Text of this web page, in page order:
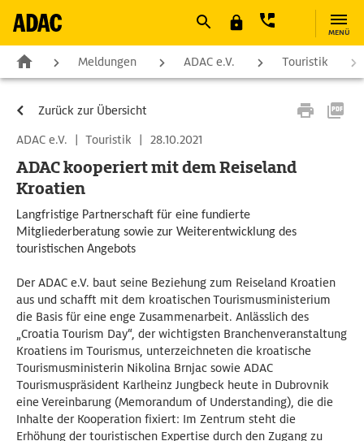
MENÜ
Meldungen ADAC e.V. Touristik
Zurück zur Übersicht
ADAC e.V.
| Touristik | 28.10.2021
ADAC kooperiert mit dem Reiseland
Kroatien
Langfristige Partnerschaft für eine fundierte
Mitgliederberatung sowie zur Weiterentwicklung des
touristischen Angebots
Der ADAC e.V. baut seine Beziehung zum Reiseland Kroatien
aus und schafft mit dem kroatischen Tourismusministerium
die Basis für eine enge Zusammenarbeit. Anlässlich des
„Croatia Tourism Day“, der wichtigsten Branchenveranstaltung
Kroatiens im Tourismus, unterzeichneten die kroatische
Tourismusministerin Nikolina Brnjac sowie ADAC
Tourismuspräsident Karlheinz Jungbeck heute in Dubrovnik
eine Vereinbarung (Memorandum of Understanding), die die
Inhalte der Kooperation fixiert: Im Zentrum steht die
Erhöhung der touristischen Expertise durch den Zugang zu